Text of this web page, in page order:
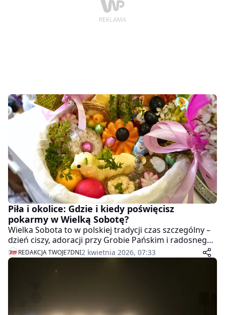
Piła i okolice: Gdzie i kiedy poświęcisz
pokarmy w Wielką Sobotę?
Wielka Sobota to w polskiej tradycji czas szczególny –
dzień ciszy, adoracji przy Grobie Pańskim i radosnego
oczekiwania, któremu towarzyszy piękny obrzęd
błogosławieństwa pokarmów na wielkanocny stół. Jeśli
planujesz tradycyjne święcenie "święconki", sprawdź
REDAKCJA TWOJE7DNI2 kwietnia 2026, 07:33